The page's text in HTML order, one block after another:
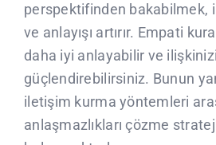
perspektifinden bakabilmek,
ve anlayışı artırır. Empati
daha iyi anlayabilir ve ilişkinizi
güçlendirebilirsiniz. Bunun
iletişim kurma yöntemleri
anlaşmazlıkları çözme